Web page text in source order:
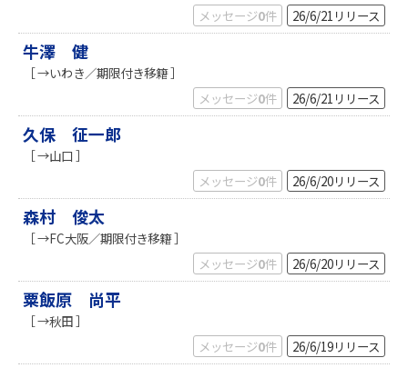
メッセージ0件 26/6/21 リリース
牛澤 健
［ →いわき／期限付き移籍 ］
メッセージ0件 26/6/21 リリース
久保 征一郎
［ →山口 ］
メッセージ0件 26/6/20リリース
森村 俊太
［ →FC大阪／期限付き移籍 ］
メッセージ0件 26/6/20リリース
粟飯原 尚平
［ →秋田 ］
メッセージ0件 26/6/19リリース